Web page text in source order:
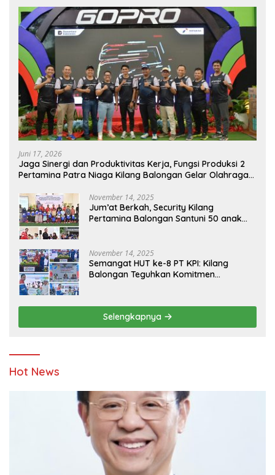
Juni 17, 2026
Jaga Sinergi dan Produktivitas Kerja, Fungsi Produksi 2
Pertamina Patra Niaga Kilang Balongan Gelar Olahraga
November 14, 2025
Jum’at Berkah, Security Kilang
Pertamina Balongan Santuni 50 anak
November 14, 2025
Semangat HUT ke-8 PT KPI: Kilang
Balongan Teguhkan Komitmen
Pendidikan
Selengkapnya
Hot News